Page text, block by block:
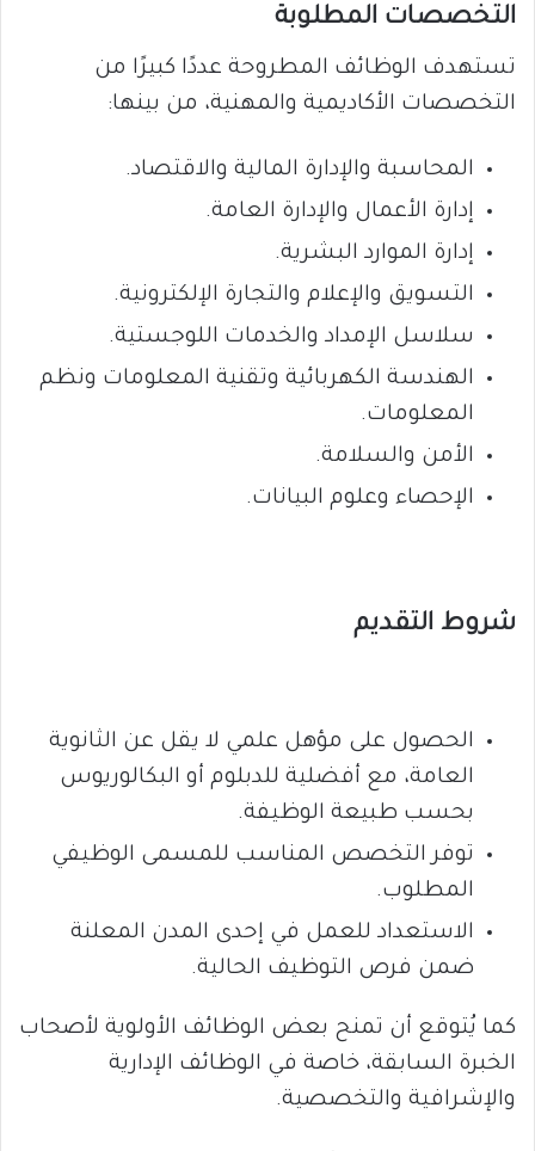
التخصصات المطلوبة
تستهدف الوظائف المطروحة عددًا كبيرًا من
التخصصات الأكاديمية والمهنية، من بينها:
المحاسبة والإدارة المالية والاقتصاد.
إدارة الأعمال والإدارة العامة.
إدارة الموارد البشرية.
التسويق والإعلام والتجارة الإلكترونية.
سلاسل الإمداد والخدمات اللوجستية.
الهندسة الكهربائية وتقنية المعلومات ونظم
المعلومات.
الأمن والسلامة.
الإحصاء وعلوم البيانات.
شروط التقديم
الحصول على مؤهل علمي لا يقل عن الثانوية
العامة، مع أفضلية للدبلوم أو البكالوريوس
بحسب طبيعة الوظيفة.
توفر التخصص المناسب للمسمى الوظيفي
المطلوب.
الاستعداد للعمل في إحدى المدن المعلنة
ضمن فرص التوظيف الحالية.
كما يُتوقع أن تمنح بعض الوظائف الأولوية لأصحاب
الخبرة السابقة، خاصة في الوظائف الإدارية
والإشرافية والتخصصية.